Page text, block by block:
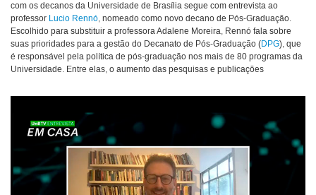
com os decanos da Universidade de Brasília segue com entrevista ao
professor Lucio Rennó, nomeado como novo decano de Pós-Graduação.
Escolhido para substituir a professora Adalene Moreira, Rennó fala sobre
suas prioridades para a gestão do Decanato de Pós-Graduação (DPG), que
é responsável pela política de pós-graduação nos mais de 80 programas da
Universidade. Entre elas, o aumento das pesquisas e publicações